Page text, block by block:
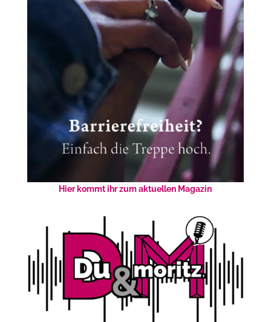
Hier kommt ihr zum aktuellen Magazin